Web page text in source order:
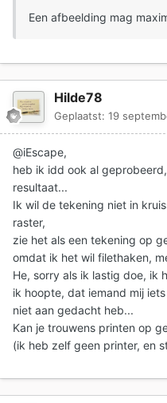
Een afbeelding mag
Hilde78
Geplaatst: 19
@iEscape,
heb ik idd ook al
resultaat...
Ik wil de tekening niet in
raster,
zie het als een tekening op
omdat ik het wil filethaken,
He, sorry als ik lastig doe, ik
ik hoopte, dat iemand mij
niet aan gedacht heb...
Kan je trouwens printen op
(ik heb zelf geen printer, en